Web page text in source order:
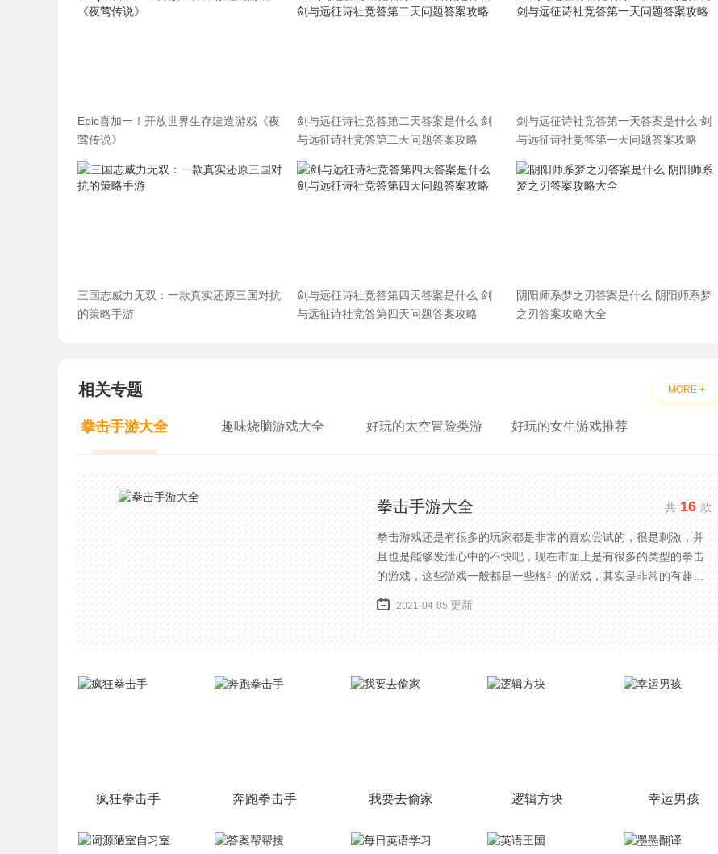
Epic喜加一！开放世界生存建造游戏《夜
莺传说》
剑与远征诗社竞答第二天答案是什么 剑
与远征诗社竞答第二天问题答案攻略
剑与远征诗社竞答第一天答案是什么 剑
与远征诗社竞答第一天问题答案攻略
三国志威力无双：一款真实还原三国对抗
的策略手游
剑与远征诗社竞答第四天答案是什么 剑
与远征诗社竞答第四天问题答案攻略
阴阳师系梦之刃答案是什么 阴阳师系梦
之刃答案攻略大全
相关专题 MORE +
拳击手游大全 趣味烧脑游戏大全 好玩的太空冒险类游 好玩的女生游戏推荐
拳击手游大全 共16 款
拳击游戏还是有很多的玩家都是非常的喜欢尝试的，很是刺激，并
且也是能够发泄心中的不快吧，现在市面上是有很多的类型的拳击
的游戏，这些游戏一般都是一些格斗的游戏，其实是非常的有趣，
也是相当的刺激的，游戏中是有一些不同的场景都是能够去进行体
验的，我们也是能够去刺激的进行对战的，小编现在就是收集了一
2021-04-05 更新
疯狂拳击手 奔跑拳击手 我要去偷家 逻辑方块 幸运男孩